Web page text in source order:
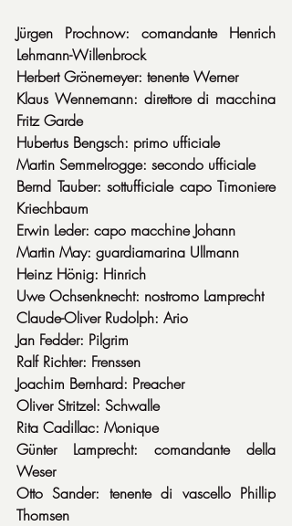
Jürgen Prochnow: comandante Henrich
Lehmann-Willenbrock
Herbert Grönemeyer: tenente Werner
Klaus Wennemann: direttore di macchina
Fritz Garde
Hubertus Bengsch: primo ufficiale
Martin Semmelrogge: secondo ufficiale
Bernd Tauber: sottufficiale capo Timoniere
Kriechbaum
Erwin Leder: capo macchine Johann
Martin May: guardiamarina Ullmann
Heinz Hönig: Hinrich
Uwe Ochsenknecht: nostromo Lamprecht
Claude-Oliver Rudolph: Ario
Jan Fedder: Pilgrim
Ralf Richter: Frenssen
Joachim Bernhard: Preacher
Oliver Stritzel: Schwalle
Rita Cadillac: Monique
Günter Lamprecht: comandante della
Weser
Otto Sander: tenente di vascello Phillip
Thomsen